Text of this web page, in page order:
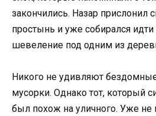
закончились. Назар прислонил
простынь и уже собирался
шевеление под одним из
Никого не удивляют
мусорки. Однако тот, который
был похож на уличного. Уже не